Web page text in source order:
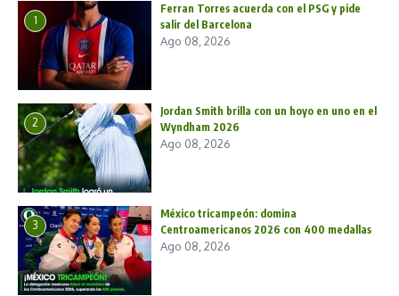
1
Ferran Torres acuerda con el PSG y pide
salir del Barcelona
Ago 08, 2026
2
Jordan Smith brilla con un hoyo en uno en el
Wyndham 2026
Ago 08, 2026
3
México tricampeón: domina
Centroamericanos 2026 con 400 medallas
Ago 08, 2026